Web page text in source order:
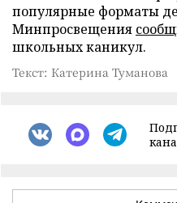
популярные форматы
Минпросвещения
школьных каникул.
Текст: Катерина Туманова